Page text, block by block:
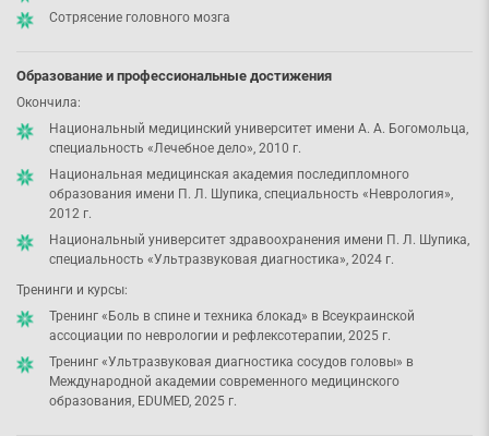
Сотрясение головного мозга
Образование и профессиональные достижения
Окончила:
Национальный медицинский университет имени А. А. Богомольца,
специальность «Лечебное дело», 2010 г.
Национальная медицинская академия последипломного
образования имени П. Л. Шупика, специальность «Неврология»,
2012 г.
Национальный университет здравоохранения имени П. Л. Шупика,
специальность «Ультразвуковая диагностика», 2024 г.
Тренинги и курсы:
Тренинг «Боль в спине и техника блокад» в Всеукраинской
ассоциации по неврологии и рефлексотерапии, 2025 г.
Тренинг «Ультразвуковая диагностика сосудов головы» в
Международной академии современного медицинского
образования, EDUMED, 2025 г.